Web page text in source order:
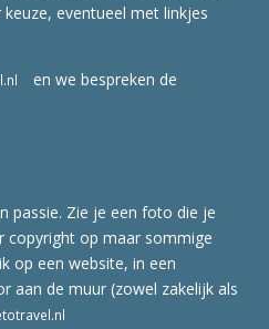
eventueel met linkjes
en we bespreken de
passie. Zie je een foto die je
copyright op maar sommige
op een website, in een
aan de muur (zowel zakelijk als